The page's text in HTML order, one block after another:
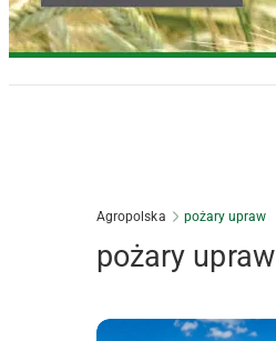
Agropolska pożary upraw
pożary upraw